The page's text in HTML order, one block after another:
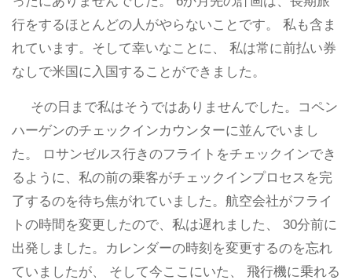
行をするほとんどの人がやらないことです。 私も含ま
れています。そして幸いなことに、 私は常に前払い券
なしで米国に入国することができました。
その日まで私はそうではありませんでした。コペン
ハーゲンのチェックインカウンターに並んでいまし
た。 ロサンゼルス行きのフライトをチェックインでき
るように、私の前の乗客がチェックインプロセスを完
了するのを待ち焦がれていました。航空会社がフライ
トの時間を変更したので、私は遅れました、 30分前に
出発しました。カレンダーの時刻を変更するのを忘れ
ていましたが、 そして今ここにいた、 飛行機に乗れる